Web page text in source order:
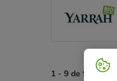
1 - 9 de 9